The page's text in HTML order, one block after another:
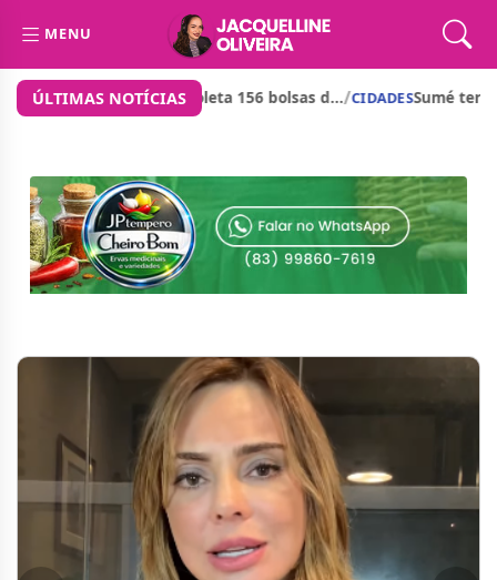
MENU
ÚLTIMAS NOTÍCIAS
de cerca d.../CIDADESPrefeito de São José dos Cordeiros
Em 01/08/2026